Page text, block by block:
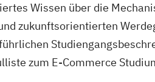
Wissen über die
zukunftsorientierten
zum E-Commerce